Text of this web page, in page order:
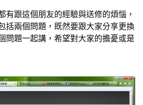
有跟這個朋友的經驗與送修的煩惱，
括兩個問題，既然要跟大家分享更換
問題一起講，希望對大家的擔憂或是